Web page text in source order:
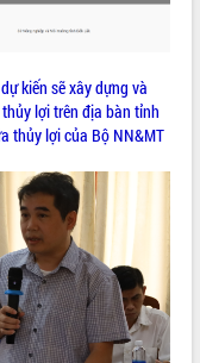
kiến sẽ xây dựng và
lợi trên địa bàn tỉnh
thủy lợi của Bộ NN&MT